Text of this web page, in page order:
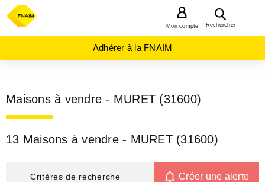
Rechercher
Mon compte
Adhérer à la FNAIM
Maisons à vendre - MURET (31600)
13 Maisons à vendre - MURET (31600)
Critères de recherche Créer une alerte